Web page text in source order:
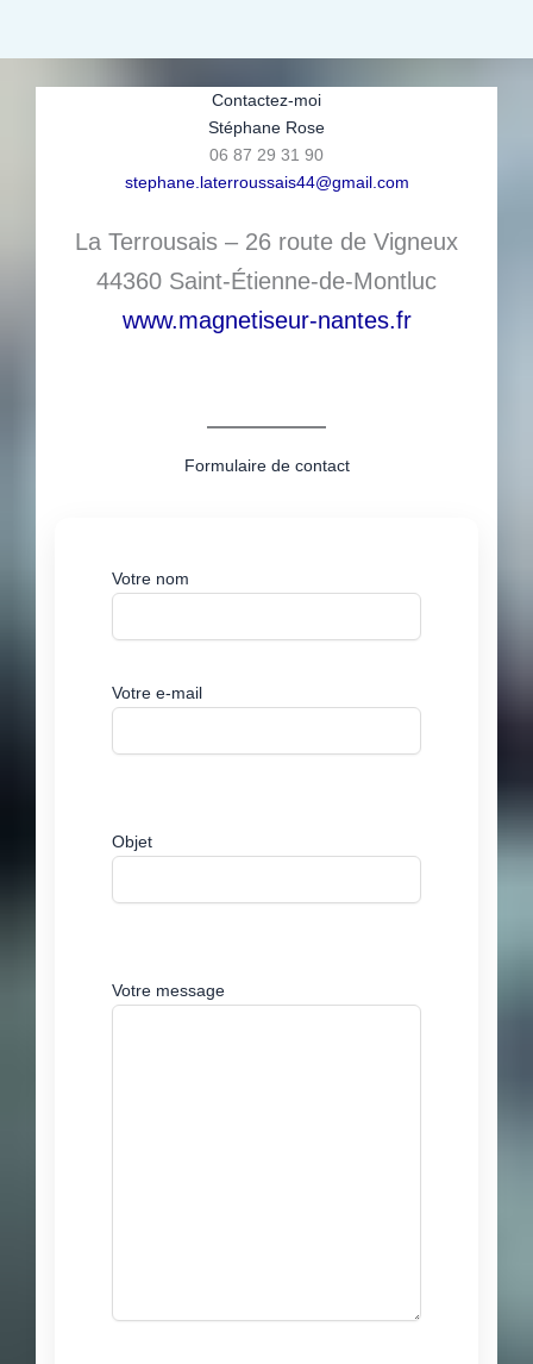
Contactez-moi
Stéphane Rose
06 87 29 31 90
stephane.laterroussais44@gmail.com
La Terrousais – 26 route de Vigneux
44360 Saint-Étienne-de-Montluc
www.magnetiseur-nantes.fr
Formulaire de contact
Votre nom
Votre e-mail
Objet
Votre message